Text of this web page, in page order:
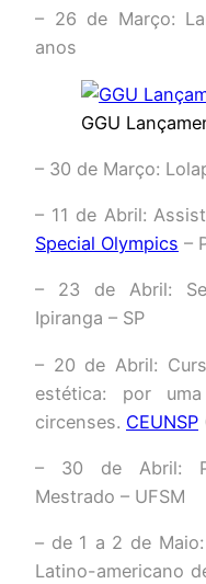
– 26 de Março:
anos
GGU
– 30 de Março:
– 11 de Abril:
Special Olympics –
– 23 de Abril:
Ipiranga – SP
– 20 de Abril:
estética: por
circenses. CEUNSP
– 30 de Abril:
Mestrado – UFSM
– de 1 a 2 de
Latino-americano